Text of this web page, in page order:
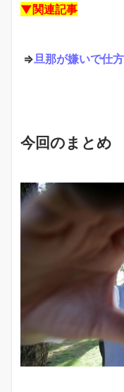
▼関連記事
⇒旦那が嫌いで仕
今回のまとめ